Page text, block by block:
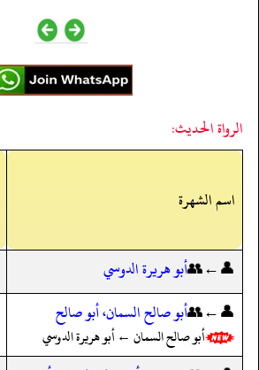
الرواة الحديث:
اسم الشهرة
👤←👥أبو هريرة الدوسي
👤←👥أبو صالح السمان، أبو صالح
أبو صالح السمان ← أبو هريرة الدوسي